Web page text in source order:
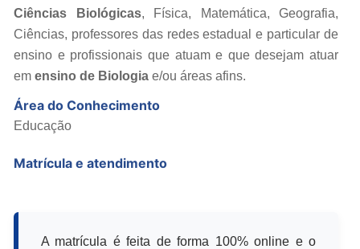
Ciências Biológicas, Física, Matemática, Geografia,
Ciências, professores das redes estadual e particular de
ensino e profissionais que atuam e que desejam atuar
em ensino de Biologia e/ou áreas afins.
Área do Conhecimento
Educação
Matrícula e atendimento
A matrícula é feita de forma 100% online e o